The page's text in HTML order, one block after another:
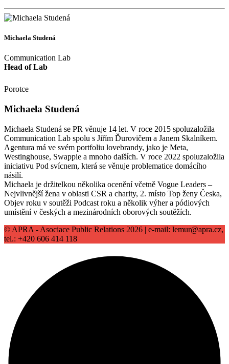
Michaela Studená
Communication Lab
Head of Lab
Porotce
Michaela Studená
Michaela Studená se PR věnuje 14 let. V roce 2015 spoluzaložila
Communication Lab spolu s Jiřím Ďurovičem a Janem Skalníkem.
Agentura má ve svém portfoliu lovebrandy, jako je Meta,
Westinghouse, Swappie a mnoho dalších. V roce 2022 spoluzaložila
iniciativu Pod svícnem, která se věnuje problematice domácího
násilí.
Michaela je držitelkou několika ocenění včetně Vogue Leaders –
Nejvlivnější žena v oblasti CSR a charity, 2. místo Top ženy Česka,
Objev roku v soutěži Podcast roku a několik výher a pódiových
umístění v českých a mezinárodních oborových soutěžích.
© APRA - Asociace Public Relations 2026 | e-mail: lemur@apra.cz,
tel.: +420 606 414 118